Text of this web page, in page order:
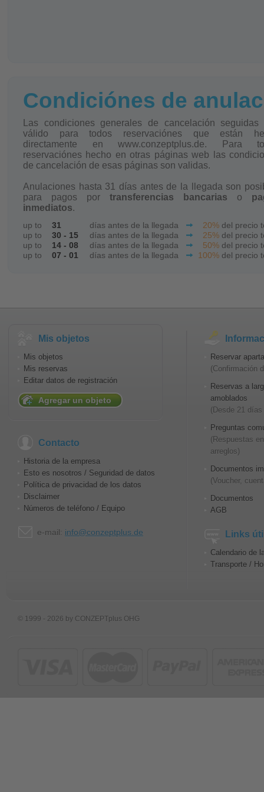
Condiciónes de
Las condiciones generales de cancelación seguidas
válido para todos reservaciónes que están
directamente en www.conzeptplus.de. Para
reservaciónes hecho en otras páginas web las
de cancelación de esas páginas son validas.
Anulaciones hasta 31 días antes de la llegada son
para pagos por transferencias bancarias o
inmediatos.
up to 31 días antes de la llegada 20% del precio
up to
30 - 15 días antes de la llegada 25% del precio
up to
14 - 08 días antes de la llegada 50% del precio
up to
07 - 01 días antes de la llegada 100% del precio
Mis objetos
Mis objetos
Mis reservas
Editar datos de registración
Agregar un objeto
Contacto
Historia de la empresa
Esto es nosotros / Seguridad de datos
Política de privacidad de los datos
Disclaimer
Números de teléfono / Equipo
e-mail: info@conzeptplus.de
Reservar
(Confirmación
Reservas a
amoblados
(Desde 21
Preguntas
(Respuestas
arreglos)
Documentos
(Voucher,
Documentos
AGB
Links
Calendario de
Transporte /
© 1999 - 2026 by CONZEPTplus OHG